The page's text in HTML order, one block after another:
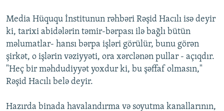
Media Hüququ İnstitunun rəhbəri Rəşid Hacılı isə deyir
ki, tarixi abidələrin təmir-bərpası ilə bağlı bütün
məlumatlar- hansı bərpa işləri görülür, bunu görən
şirkət, o işlərin vəziyyəti, ora xərclənən pullar - açıqdır.
"Heç bir məhdudiyyət yoxdur ki, bu şəffaf olmasın,"
Rəşid Hacılı belə deyir.
Hazırda binada havalandırma və soyutma kanallarının,